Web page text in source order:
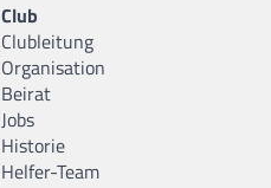
Club
Clubleitung
Organisation
Beirat
Jobs
Historie
Helfer-Team